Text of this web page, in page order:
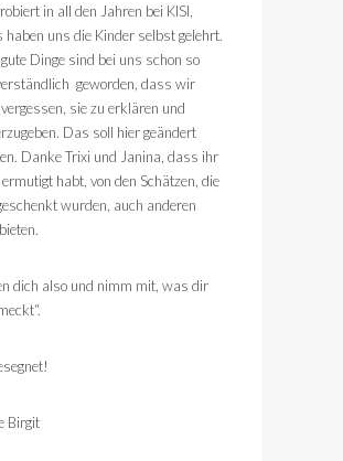
in all den Jahren bei KISI,
haben uns die Kinder selbst gelehrt.
Dinge sind bei uns schon so
geworden, dass wir
sie zu erklären und
Das soll hier geändert
Danke Trixi und Janina, dass ihr
habt, von den Schätzen, die
wurden, auch anderen
dich also und nimm mit, was dir
Birgit